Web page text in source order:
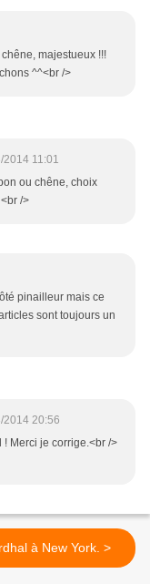
majestueux !!!
^^<br />
2014 11:01
ou chêne, choix
/>
pinailleur mais ce
sont toujours un
2014 20:56
! Merci je corrige.<br />
Ayerdhal à New York. >